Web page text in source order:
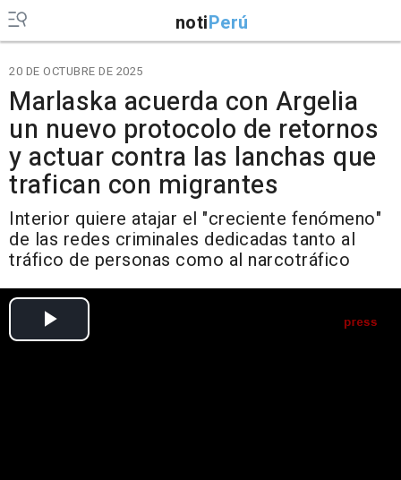
notiPerú
20 DE OCTUBRE DE 2025
Marlaska acuerda con Argelia
un nuevo protocolo de retornos
y actuar contra las lanchas que
trafican con migrantes
Interior quiere atajar el "creciente fenómeno"
de las redes criminales dedicadas tanto al
tráfico de personas como al narcotráfico